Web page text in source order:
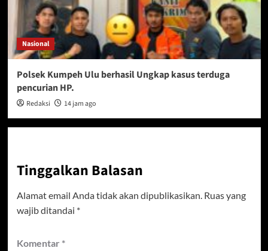
Nasional
Polsek Kumpeh Ulu berhasil Ungkap kasus terduga
pencurian HP.
Redaksi 14 jam ago
Tinggalkan Balasan
Alamat email Anda tidak akan dipublikasikan. Ruas yang
wajib ditandai *
Komentar *